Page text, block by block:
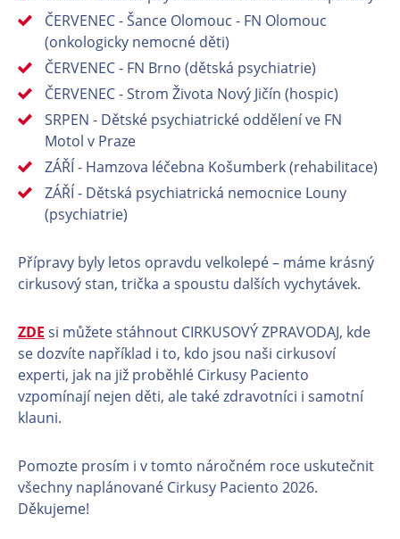
ČERVENEC - Šance Olomouc - FN Olomouc
(onkologicky nemocné děti)
ČERVENEC - FN Brno (dětská psychiatrie)
ČERVENEC - Strom Života Nový Jičín (hospic)
SRPEN - Dětské psychiatrické oddělení ve FN
Motol v Praze
ZÁŘÍ - Hamzova léčebna Košumberk (rehabilitace)
ZÁŘÍ - Dětská psychiatrická nemocnice Louny
(psychiatrie)
Přípravy byly letos opravdu velkolepé – máme krásný
cirkusový stan, trička a spoustu dalších vychytávek.
ZDE si můžete stáhnout CIRKUSOVÝ ZPRAVODAJ, kde
se dozvíte například i to, kdo jsou naši cirkusoví
experti, jak na již proběhlé Cirkusy Paciento
vzpomínají nejen děti, ale také zdravotníci i samotní
klauni.
Pomozte prosím i v tomto náročném roce uskutečnit
všechny naplánované Cirkusy Paciento 2026.
Děkujeme!